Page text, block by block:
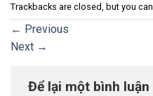
Trackbacks are closed, but you can
← Previous
Next →
Để lại một bình luận